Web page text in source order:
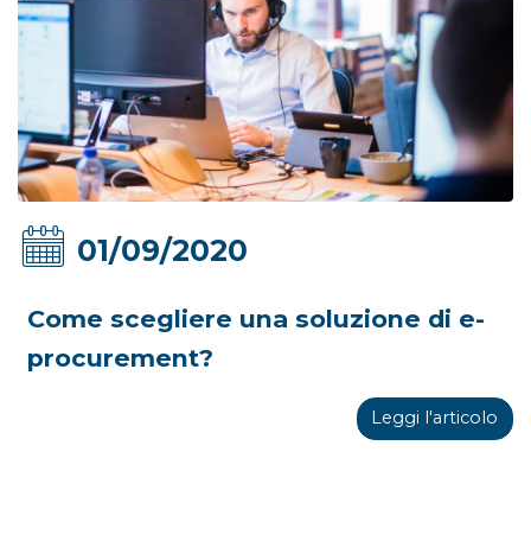
01/09/2020
Come scegliere una soluzione di e-
procurement?
Leggi l'articolo